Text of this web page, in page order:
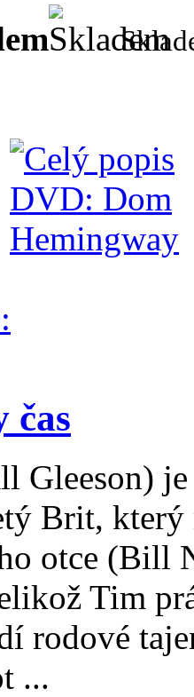
čas
Gleeson)
Brit,
otce (Bill
Tim
rodové
...